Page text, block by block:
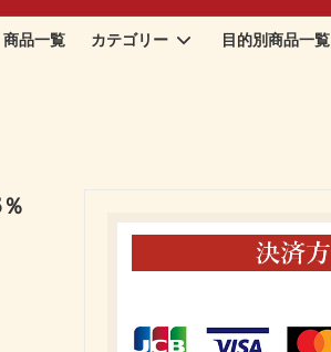
商品一覧 カテゴリー
手作り佃煮
目的別商品一覧
古希祝い